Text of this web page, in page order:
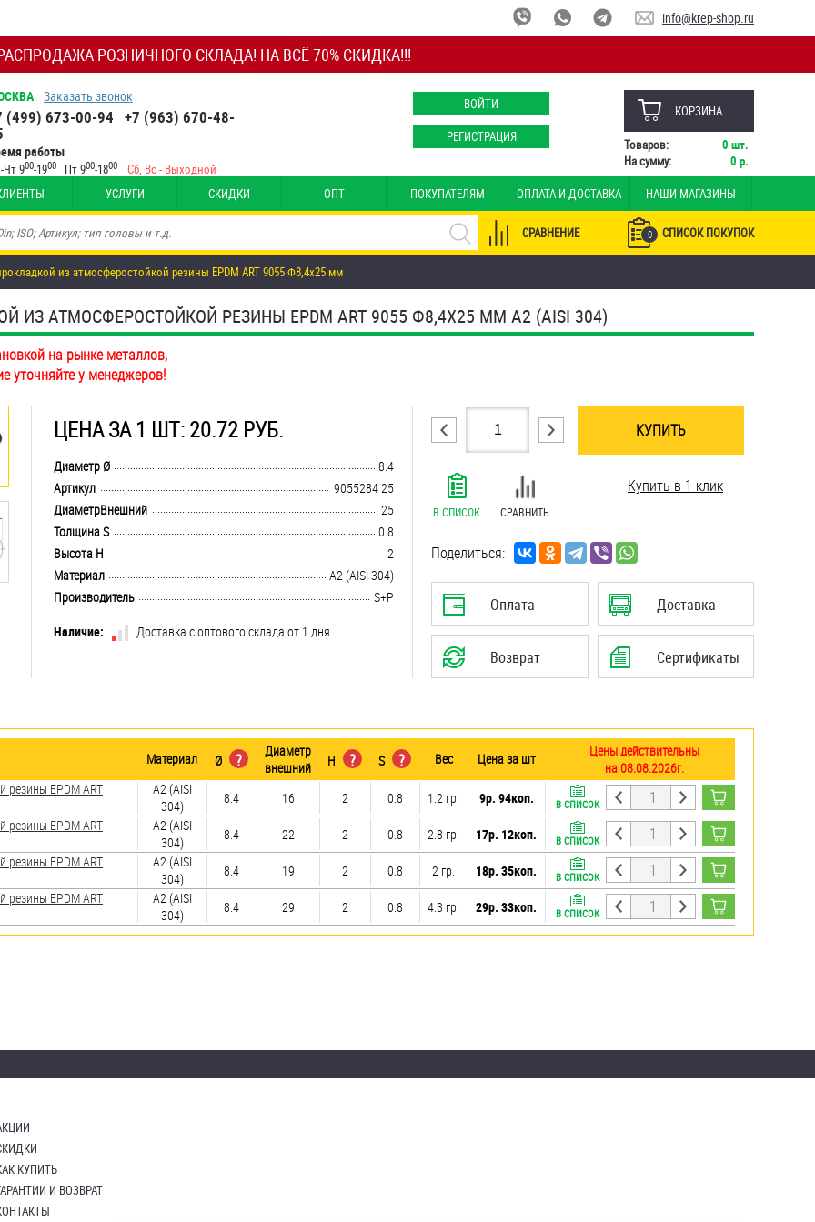
РОЗНИЧНОГО СКЛАДА! НА ВСЁ 70% СКИДКА!!!
info@krep-shop.ru
Заказать звонок
(499) 673-00-94 +7 (963) 670-48-
работы
Чт 900-1900 Пт 900-1800 Сб, Вс - Выходной
ВОЙТИ
РЕГИСТРАЦИЯ
КОРЗИНА
Товаров: 0 шт.
На сумму:
0 р.
УСЛУГИ СКИДКИ ОПТ ПОКУПАТЕЛЯМ ОПЛАТА И ДОСТАВКА НАШИ МАГАЗИНЫ
0 СПИСОК ПОКУПОК
СРАВНЕНИЕ
из атмосферостойкой резины EPDM ART 9055 Ф8,4х25 мм
АТМОСФЕРОСТОЙКОЙ РЕЗИНЫ EPDM ART 9055 Ф8,4Х25 ММ А2 (AISI 304)
на рынке металлов,
уточняйте у менеджеров!
ЦЕНА ЗА 1 ШТ: 20.72 РУБ.
........................................................................................................................................................................................................
Диаметр Ø
8.4
........................................................................................................................................................................................................
Артикул
9055284 25
........................................................................................................................................................................................................
ДиаметрВнешний
25
........................................................................................................................................................................................................
Толщина S
0.8
........................................................................................................................................................................................................
Высота H
2
........................................................................................................................................................................................................
Материал
А2 (AISI 304)
........................................................................................................................................................................................................
Производитель
S+P
Наличие:
Доставка с оптового склада от 1 дня
КУПИТЬ
В СПИСОК СРАВНИТЬ
Купить в 1 клик
Поделиться:
Оплата Доставка
Возврат Сертификаты
Материал Ø ?
Диаметр
внешний
H ? S ? Вес Цена за шт
Цены действительны
на 08.08.2026г.
резины EPDM ART
А2 (AISI
304)
8.4 16 2 0.8 1.2 гр. 9р. 94коп. В СПИСОК
резины EPDM ART
А2 (AISI
304)
8.4 22 2 0.8 2.8 гр. 17р. 12коп. В СПИСОК
резины EPDM ART
А2 (AISI
304)
8.4 19 2 0.8 2 гр. 18р. 35коп. В СПИСОК
резины EPDM ART
А2 (AISI
304)
8.4 29 2 0.8 4.3 гр. 29р. 33коп. В СПИСОК
КУПИТЬ
И ВОЗВРАТ